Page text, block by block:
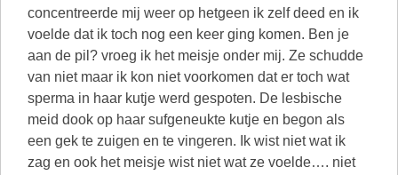
concentreerde mij weer op hetgeen ik zelf deed en ik
voelde dat ik toch nog een keer ging komen. Ben je
aan de pil? vroeg ik het meisje onder mij. Ze schudde
van niet maar ik kon niet voorkomen dat er toch wat
sperma in haar kutje werd gespoten. De lesbische
meid dook op haar sufgeneukte kutje en begon als
een gek te zuigen en te vingeren. Ik wist niet wat ik
zag en ook het meisje wist niet wat ze voelde…. niet